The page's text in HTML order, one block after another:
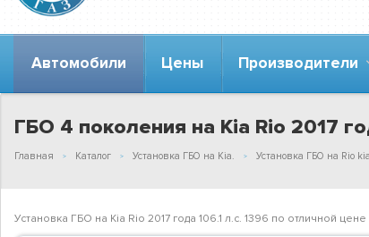
Автомобили Цены Производители
ГБО 4 поколения на Kia Rio 2017
Главная Каталог Установка ГБО на Kia. Установка ГБО на Rio
Установка ГБО на Kia Rio 2017 года 106.1 л.с. 1396 по отличной